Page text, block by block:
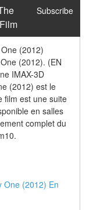
Subscribe
(2012)
(2012). (EN
IMAX-3D
(2012) est le
film est une suite
en salles
complet du
One (2012) En